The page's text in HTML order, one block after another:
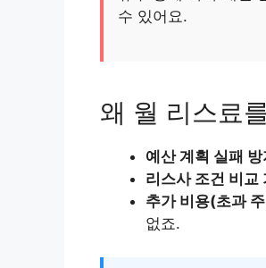
수 있어요.
왜 월 리스료
예산 계획 실패 방
리스사 조건 비교
추가 비용(초과
없죠.